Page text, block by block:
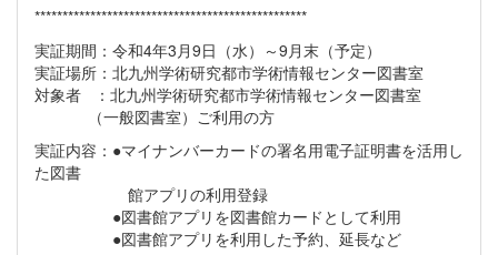
*************************************************
実証期間：令和4年3月9日（水）～9月末（予定）
実証場所：北九州学術研究都市学術情報センター図書室
対象者 ：北九州学術研究都市学術情報センター図書室
（一般図書室）ご利用の方
実証内容：●マイナンバーカードの署名用電子証明書を活用し
た図書
館アプリの利用登録
●図書館アプリを図書館カードとして利用
●図書館アプリを利用した予約、延長など